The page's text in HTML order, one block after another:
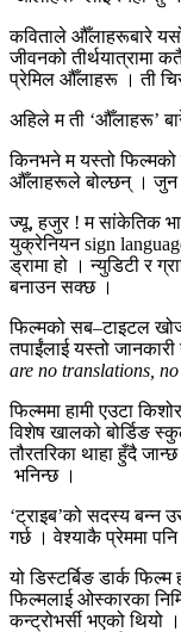
कविताले औँलाहरूबारे
जीवनको तीर्थयात्रामा
प्रेमिल औँलाहरू । ती
अहिले म ती ‘औँलाहरू’
किनभने म यस्तो फिल्मको
औँलाहरूले बोल्छन् । जुन
ज्यू, हजुर ! म सांकेतिक
युक्रेनियन sign
ड्रामा हो । न्युडिटी र
बनाउन सक्छ ।
फिल्मको सब–टाइटल
तपाईंलाई यस्तो जानकारी
are no translations,
फिल्ममा हामी एउटा
विशेष खालको बोर्डिङ
तौरतरिका थाहा हुँदै
भनिन्छ ।
‘ट्राइब’को सदस्य बन्न
गर्छ । वेश्याकै प्रेममा पनि
यो डिस्टर्बिङ डार्क
फिल्मलाई ओस्कारका
कन्ट्रोभर्सी भएको थियो